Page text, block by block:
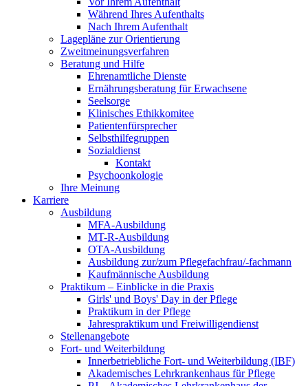
Während Ihres Aufenthalts
Nach Ihrem Aufenthalt
Lagepläne zur Orientierung
Zweitmeinungsverfahren
Beratung und Hilfe
Ehrenamtliche Dienste
Ernährungsberatung für Erwachsene
Seelsorge
Klinisches Ethikkomitee
Patientenfürsprecher
Selbsthilfegruppen
Sozialdienst
Kontakt
Psychoonkologie
Ihre Meinung
Karriere
Ausbildung
MFA-Ausbildung
MT-R-Ausbildung
OTA-Ausbildung
Ausbildung zur/zum Pflegefachfrau/-fachmann
Kaufmännische Ausbildung
Praktikum – Einblicke in die Praxis
Girls' und Boys' Day in der Pflege
Praktikum in der Pflege
Jahrespraktikum und Freiwilligendienst
Stellenangebote
Fort- und Weiterbildung
Innerbetriebliche Fort- und Weiterbildung (IBF)
Akademisches Lehrkrankenhaus für Pflege